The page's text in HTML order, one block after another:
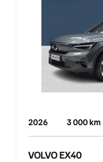
2026 3 000 km
VOLVO EX40